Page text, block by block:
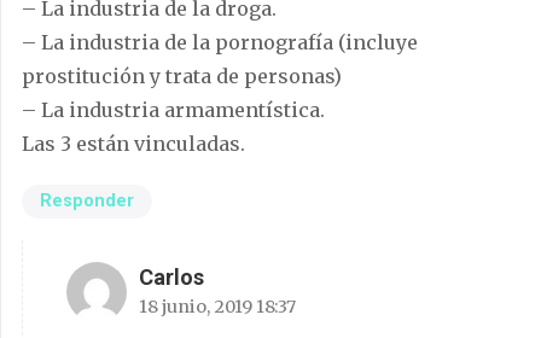
– La industria de la droga.
– La industria de la pornografía (incluye
prostitución y trata de personas)
– La industria armamentística.
Las 3 están vinculadas.
Responder
Carlos
18 junio, 2019 18:37